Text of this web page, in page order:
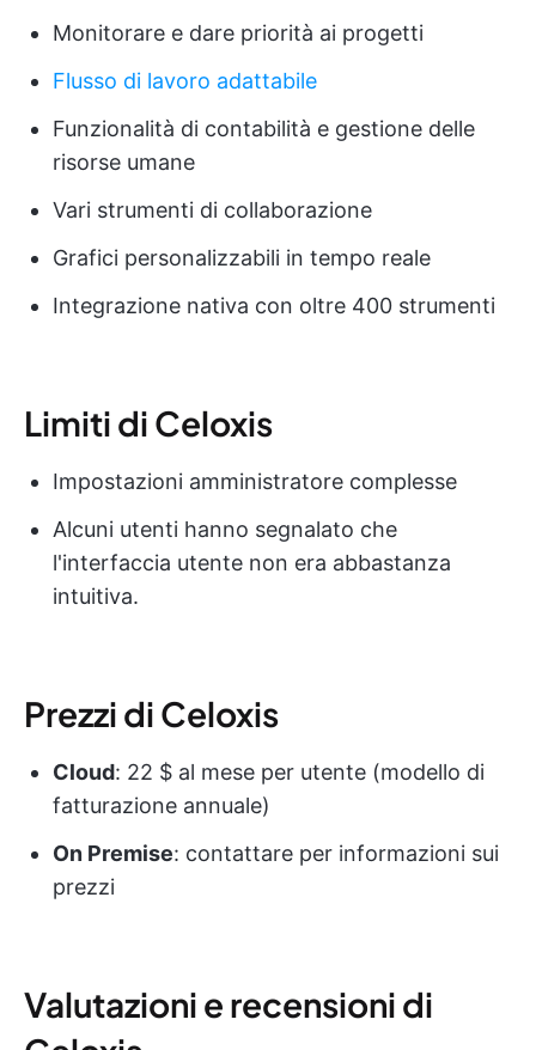
Monitorare e dare priorità ai progetti
Flusso di lavoro adattabile
Funzionalità di contabilità e gestione delle
risorse umane
Vari strumenti di collaborazione
Grafici personalizzabili in tempo reale
Integrazione nativa con oltre 400 strumenti
Limiti di Celoxis
Impostazioni amministratore complesse
Alcuni utenti hanno segnalato che
l'interfaccia utente non era abbastanza
intuitiva.
Prezzi di Celoxis
Cloud: 22 $ al mese per utente (modello di
fatturazione annuale)
On Premise: contattare per informazioni sui
prezzi
Valutazioni e recensioni di